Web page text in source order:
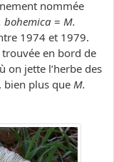
nommée
bohemica = M.
1974 et 1979.
trouvée en bord de
on jette l’herbe des
bien plus que M.